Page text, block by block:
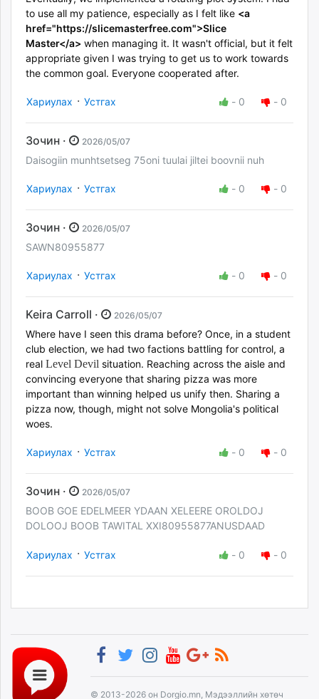
to use all my patience, especially as I felt like <a
href="https://slicemasterfree.com">Slice
Master</a> when managing it. It wasn't official, but it felt
appropriate given I was trying to get us to work towards
the common goal. Everyone cooperated after.
Хариулах · Устгах - 0 - 0
Зочин · 2026/05/07
Daisogiin munhtsetseg 75oni tuulai jiltei boovnii nuh
Хариулах · Устгах - 0 - 0
Зочин · 2026/05/07
SAWN80955877
Хариулах · Устгах - 0 - 0
Keira Carroll · 2026/05/07
Where have I seen this drama before? Once, in a student
club election, we had two factions battling for control, a
real Level Devil situation. Reaching across the aisle and
convincing everyone that sharing pizza was more
important than winning helped us unify then. Sharing a
pizza now, though, might not solve Mongolia's political
woes.
Хариулах · Устгах - 0 - 0
Зочин · 2026/05/07
BOOB GOE EDELMEER YDAAN XELEERE OROLDOJ
DOLOOJ BOOB TAWITAL XXI80955877ANUSDAAD
Хариулах · Устгах - 0 - 0
© 2013-2026 он Dorgio.mn, Мэдээллийн хөтөч